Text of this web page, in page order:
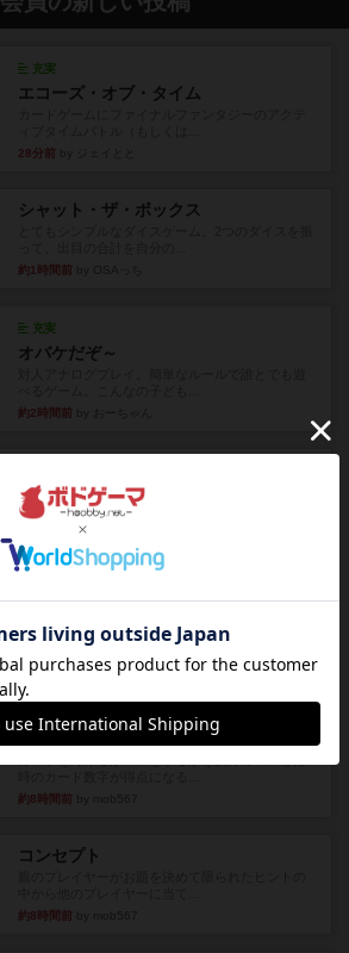
充実
エコーズ・オブ・タイム
28分前
シャット・ザ・ボックス
約1時間前
充実
オバケだぞ～
約2時間前
南北戦争
1983年にVictory Gamesが出版した『The Civil ...
火牛を引き連れて敵を殲滅させる。縦か斜めで前2
列まで攻撃できるが、自分...
約8時間前
コンセプト
約8時間前